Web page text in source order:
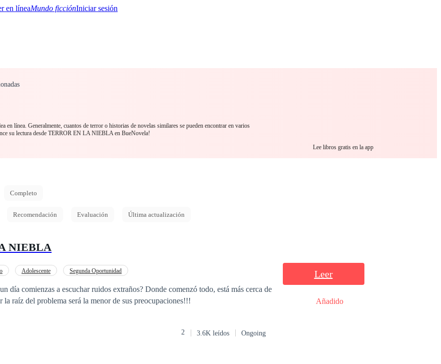
Mundo ficciónIniciar sesión
en línea. Generalmente, cuantos de terror o historias de novelas similares se pueden encontrar en varios
su lectura desde TERROR EN LA NIEBLA en BueNovela!
Lee libros gratis en la app
Completo
Recomendación Evaluación Última actualización
NIEBLA
Adolescente Segunda Oportunidad
a escuchar ruidos extraños? Donde comenzó todo, está más cerca de
la raíz del problema será la menor de sus preocupaciones!!!
2 3.6K leídos Ongoing
Leer
Añadido